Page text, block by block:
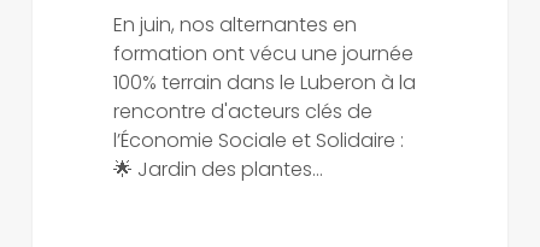
En juin, nos alternantes en
formation ont vécu une journée
100% terrain dans le Luberon à la
rencontre d'acteurs clés de
l’Économie Sociale et Solidaire :
🌟 Jardin des plantes…